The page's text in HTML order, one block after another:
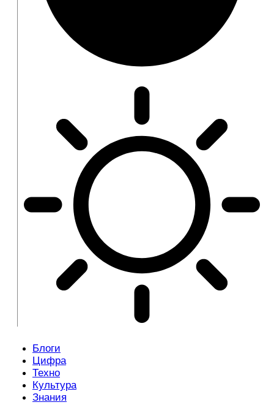
Блоги
Цифра
Техно
Культура
Знания